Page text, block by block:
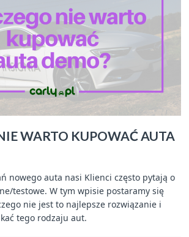
WARTO KUPOWAĆ AUTA
nowego auta nasi Klienci często pytają o
testowe. W tym wpisie postaramy się
nie jest to najlepsze rozwiązanie i
tego rodzaju aut.